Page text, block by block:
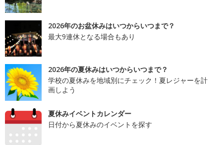
2026年のお盆休みはいつからいつまで？
最大9連休となる場合もあり
2026年の夏休みはいつからいつまで？
学校の夏休みを地域別にチェック！夏レジャーを計
画しよう
夏休みイベントカレンダー
日付から夏休みのイベントを探す